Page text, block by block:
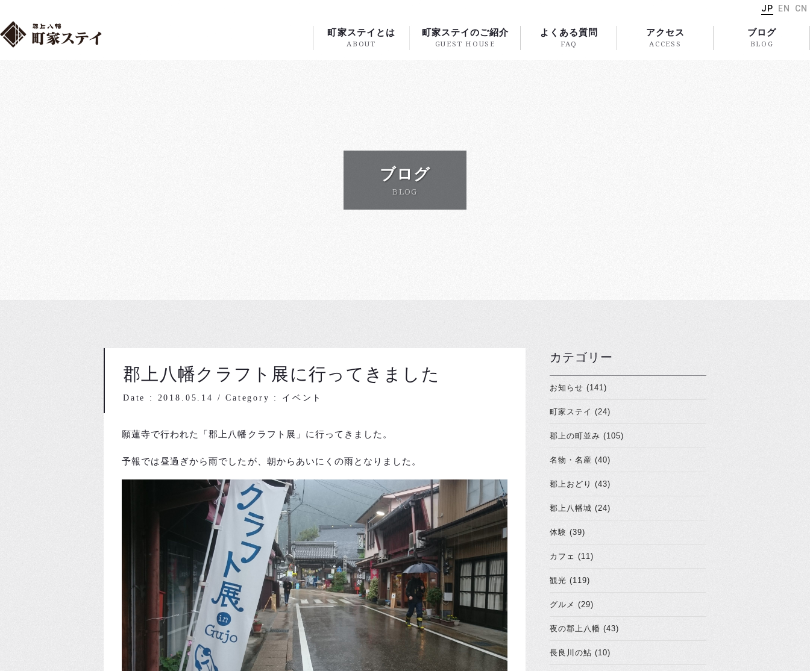
町家ステイとは
ABOUT
町家ステイのご紹介
GUEST HOUSE
よくある質問
FAQ
アクセス
ACCESS
ブログ
BLOG
JP EN CN
ブログ
BLOG
郡上八幡クラフト展に行ってきました
Date : 2018.05.14 /Category : イベント
願蓮寺で行われた「郡上八幡クラフト展」に行ってきました。
予報では昼過ぎから雨でしたが、朝からあいにくの雨となりました。
カテゴリー
お知らせ (141)
町家ステイ (24)
郡上の町並み (105)
名物・名産 (40)
郡上おどり (43)
郡上八幡城 (24)
体験 (39)
カフェ (11)
観光 (119)
グルメ (29)
夜の郡上八幡 (43)
長良川の鮎 (10)